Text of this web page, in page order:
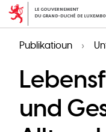
Skip
contentPublikatioun
und